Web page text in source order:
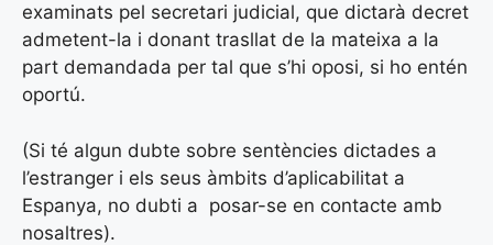
examinats pel secretari judicial, que dictarà decret
admetent-la i donant trasllat de la mateixa a la
part demandada per tal que s’hi oposi, si ho entén
oportú.
(Si té algun dubte sobre sentències dictades a
l’estranger i els seus àmbits d’aplicabilitat a
Espanya, no dubti a posar-se en contacte amb
nosaltres).